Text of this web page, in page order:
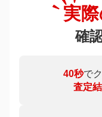
実
確
40秒で
査定